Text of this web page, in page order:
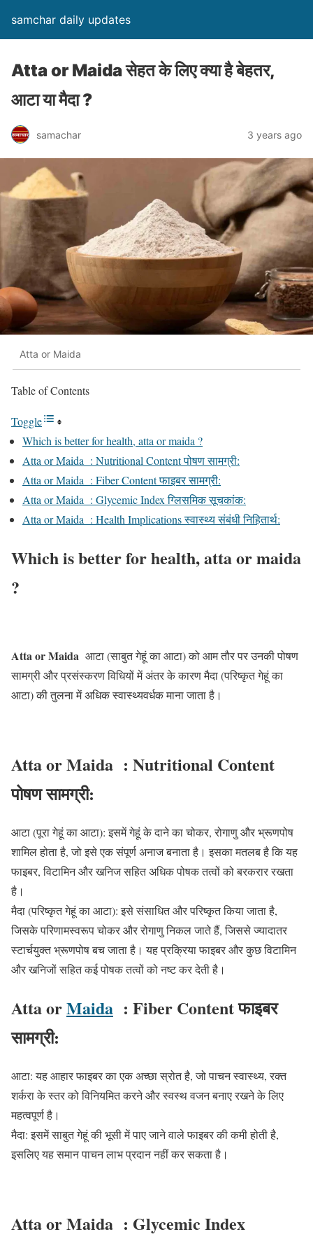
samchar daily updates
Atta or Maida सेहत के लिए क्या है बेहतर,
आटा या मैदा ?
samachar 3 years ago
Atta or Maida
Table of Contents
Toggle
Which is better for health, atta or maida ?
Atta or Maida : Nutritional Content पोषण सामग्री:
Atta or Maida : Fiber Content फाइबर सामग्री:
Atta or Maida : Glycemic Index ग्लिसमिक सूचकांक:
Atta or Maida : Health Implications स्वास्थ्य संबंधी निहितार्थ:
Which is better for health, atta or maida
?
Atta or Maida आटा (साबुत गेहूं का आटा) को आम तौर पर उनकी पोषण
सामग्री और प्रसंस्करण विधियों में अंतर के कारण मैदा (परिष्कृत गेहूं का
आटा) की तुलना में अधिक स्वास्थ्यवर्धक माना जाता है।
Atta or Maida : Nutritional Content
पोषण सामग्री:
आटा (पूरा गेहूं का आटा): इसमें गेहूं के दाने का चोकर, रोगाणु और भ्रूणपोष
शामिल होता है, जो इसे एक संपूर्ण अनाज बनाता है। इसका मतलब है कि यह
फाइबर, विटामिन और खनिज सहित अधिक पोषक तत्वों को बरकरार रखता
है।
मैदा (परिष्कृत गेहूं का आटा): इसे संसाधित और परिष्कृत किया जाता है,
जिसके परिणामस्वरूप चोकर और रोगाणु निकल जाते हैं, जिससे ज्यादातर
स्टार्चयुक्त भ्रूणपोष बच जाता है। यह प्रक्रिया फाइबर और कुछ विटामिन
और खनिजों सहित कई पोषक तत्वों को नष्ट कर देती है।
Atta orMaida : Fiber Contentफाइबर
सामग्री:
आटा: यह आहार फाइबर का एक अच्छा स्रोत है, जो पाचन स्वास्थ्य, रक्त
शर्करा के स्तर को विनियमित करने और स्वस्थ वजन बनाए रखने के लिए
महत्वपूर्ण है।
मैदा: इसमें साबुत गेहूं की भूसी में पाए जाने वाले फाइबर की कमी होती है,
इसलिए यह समान पाचन लाभ प्रदान नहीं कर सकता है।
Atta or Maida : Glycemic Index